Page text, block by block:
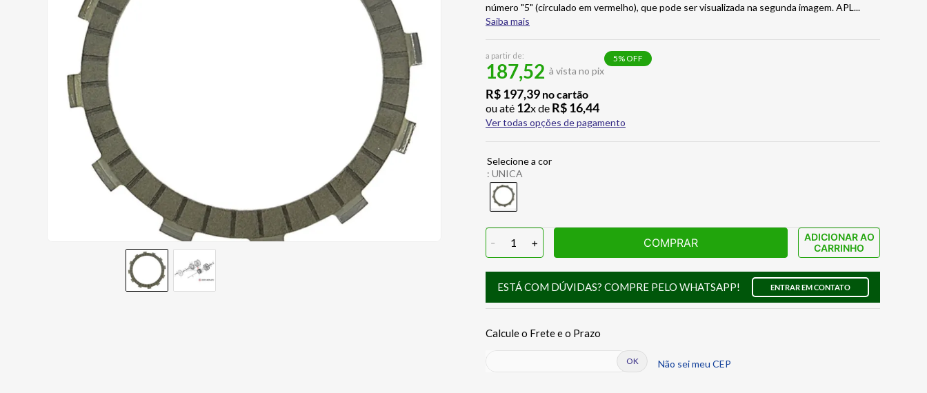
número "5" (circulado em vermelho), que pode ser visualizada na segunda imagem. APL...
Saiba mais
a partir de:
187,52 à vista no pix
5% OFF
R$197,39 no cartão
ou até 12x de R$16,44
Ver todas opções de pagamento
: UNICA
- 1 + COMPRAR
ADICIONAR AO
CARRINHO
ESTÁ COM DÚVIDAS? COMPRE PELO WHATSAPP! ENTRAR EM CONTATO
Não sei meu CEP